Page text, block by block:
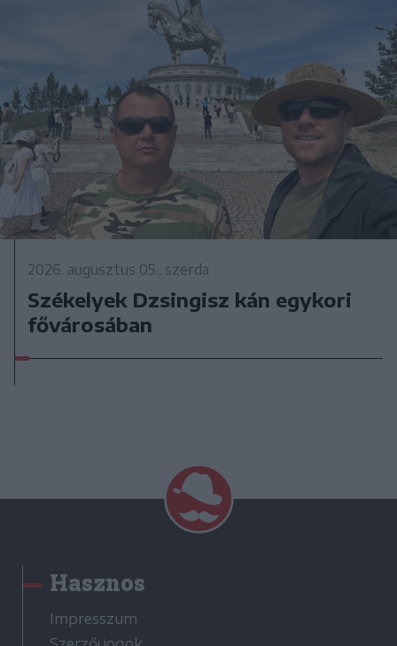
2026. augusztus 05., szerda
Székelyek Dzsingisz kán egykori
fővárosában
Hasznos
Impresszum